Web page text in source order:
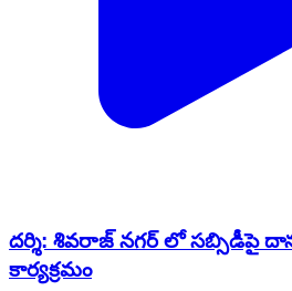
దర్శి: శివరాజ్ నగర్ లో సబ్సిడీపై
కార్యక్రమం